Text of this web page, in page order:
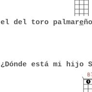
el del toro palmare
¿Dónde está mi hijo